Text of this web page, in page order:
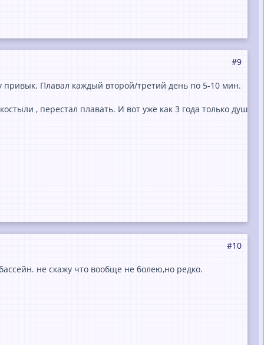
#9
привык. Плавал каждый второй/третий день по 5-10 мин.
, перестал плавать. И вот уже как 3 года только душ
#10
не скажу что вообще не болею,но редко.